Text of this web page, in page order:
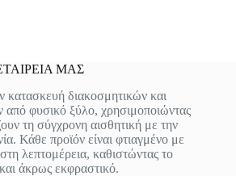
ΜΑΣ
κατασκευή διακοσμητικών και
από φυσικό ξύλο, χρησιμοποιώντας
τη σύγχρονη αισθητική με την
Κάθε προϊόν είναι φτιαγμένο με
λεπτομέρεια, καθιστώντας το
άκρως εκφραστικό.